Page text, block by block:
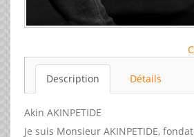
Description Détails
Akin AKINPETIDE
Je suis Monsieur AKINPETIDE,